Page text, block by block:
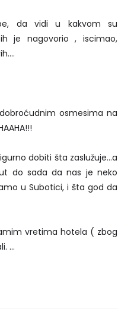
da vidi u kakvom su
je nagovorio , iscimao,
osmesima na
dobiti šta zaslužuje...a
do sada da nas je neko
u Subotici, i šta god da
vretima hotela ( zbog
...